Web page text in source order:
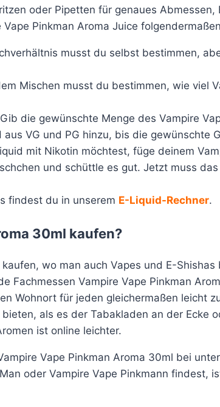
oder Pipetten für genaues
Pinkman Aroma Juice
musst du selbst bestimmen,
Mischen musst du bestimmen, wie viel
Gib die gewünschte Menge des Vampire
aus VG und PG hinzu, bis die gewünschte
mit Nikotin möchtest, füge deinem
und schüttle es gut. Jetzt muss
findest du in unserem E-Liquid-Rechner.
30ml kaufen?
wo man auch Vapes und E-
Fachmessen Vampire Vape Pinkman
Wohnort für jeden gleichermaßen leicht
als es der Tabakladen an der Ecke
ist online leichter.
Vape Pinkman Aroma 30ml bei
oder Vampire Vape Pinkmann findest,